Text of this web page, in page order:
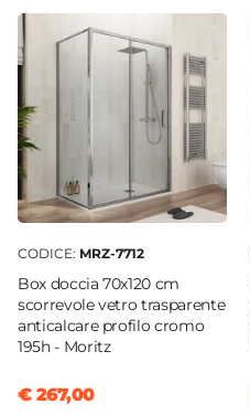
CODICE: MRZ-7712
Box doccia 70x120 cm
scorrevole vetro trasparente
anticalcare profilo cromo
195h - Moritz
€ 267,00